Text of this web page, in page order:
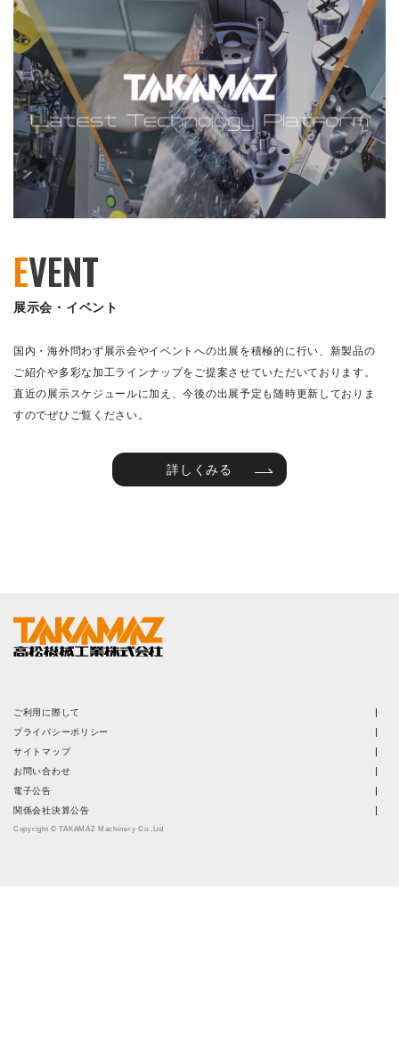
EVENT
展示会・イベント
国内・海外問わず展示会やイベントへの出展を積極的に行い、新製品の
ご紹介や多彩な加工ラインナップをご提案させていただいております。
直近の展示スケジュールに加え、今後の出展予定も随時更新しておりま
すのでぜひご覧ください。
詳しくみる
ご利用に際して
プライバシーポリシー
サイトマップ
お問い合わせ
電子公告
関係会社決算公告
Copyright © TAKAMAZ Machinery Co.,Ltd